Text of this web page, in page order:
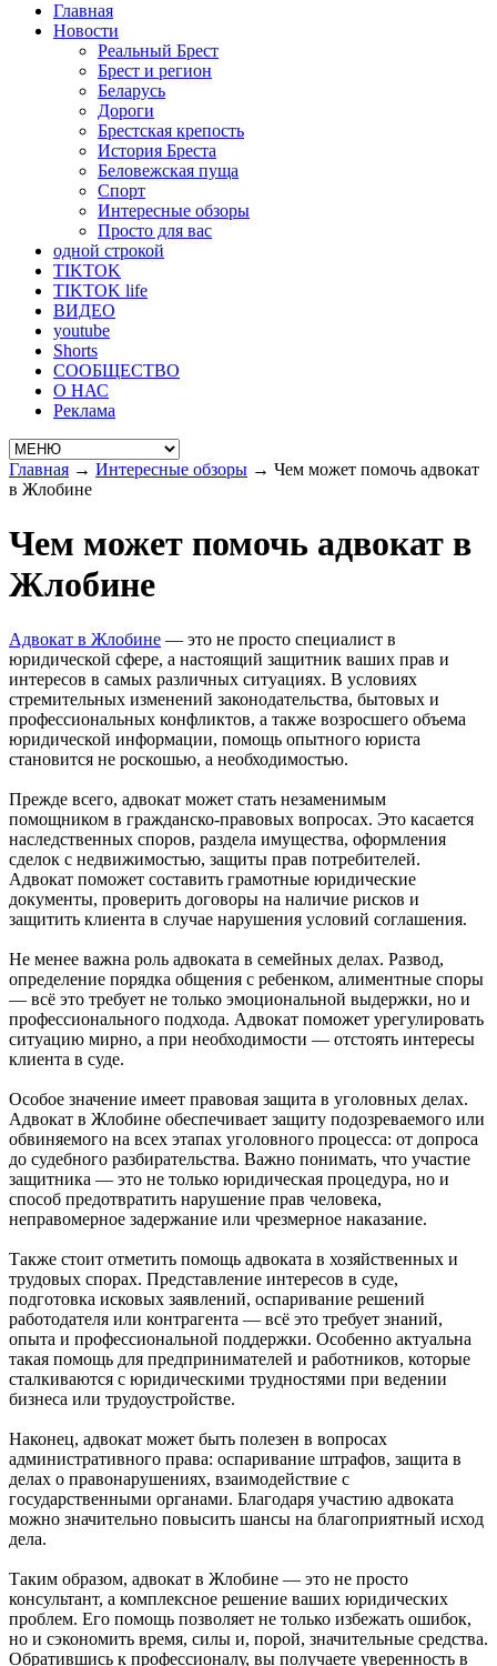
Главная
Новости
Реальный Брест
Брест и регион
Беларусь
Дороги
Брестская крепость
История Бреста
Беловежская пуща
Спорт
Интересные обзоры
Просто для вас
одной строкой
TIKTOK
TIKTOK life
ВИДЕО
youtube
Shorts
СООБЩЕСТВО
О НАС
Реклама
Главная → Интересные обзоры → Чем может помочь адвокат
в Жлобине
Чем может помочь адвокат в
Жлобине
Адвокат в Жлобине — это не просто специалист в
юридической сфере, а настоящий защитник ваших прав и
интересов в самых различных ситуациях. В условиях
стремительных изменений законодательства, бытовых и
профессиональных конфликтов, а также возросшего объема
юридической информации, помощь опытного юриста
становится не роскошью, а необходимостью.
Прежде всего, адвокат может стать незаменимым
помощником в гражданско-правовых вопросах. Это касается
наследственных споров, раздела имущества, оформления
сделок с недвижимостью, защиты прав потребителей.
Адвокат поможет составить грамотные юридические
документы, проверить договоры на наличие рисков и
защитить клиента в случае нарушения условий соглашения.
Не менее важна роль адвоката в семейных делах. Развод,
определение порядка общения с ребенком, алиментные споры
— всё это требует не только эмоциональной выдержки, но и
профессионального подхода. Адвокат поможет урегулировать
ситуацию мирно, а при необходимости — отстоять интересы
клиента в суде.
Особое значение имеет правовая защита в уголовных делах.
Адвокат в Жлобине обеспечивает защиту подозреваемого или
обвиняемого на всех этапах уголовного процесса: от допроса
до судебного разбирательства. Важно понимать, что участие
защитника — это не только юридическая процедура, но и
способ предотвратить нарушение прав человека,
неправомерное задержание или чрезмерное наказание.
Также стоит отметить помощь адвоката в хозяйственных и
трудовых спорах. Представление интересов в суде,
подготовка исковых заявлений, оспаривание решений
работодателя или контрагента — всё это требует знаний,
опыта и профессиональной поддержки. Особенно актуальна
такая помощь для предпринимателей и работников, которые
сталкиваются с юридическими трудностями при ведении
бизнеса или трудоустройстве.
Наконец, адвокат может быть полезен в вопросах
административного права: оспаривание штрафов, защита в
делах о правонарушениях, взаимодействие с
государственными органами. Благодаря участию адвоката
можно значительно повысить шансы на благоприятный исход
дела.
Таким образом, адвокат в Жлобине — это не просто
консультант, а комплексное решение ваших юридических
проблем. Его помощь позволяет не только избежать ошибок,
но и сэкономить время, силы и, порой, значительные средства.
Обратившись к профессионалу, вы получаете уверенность в